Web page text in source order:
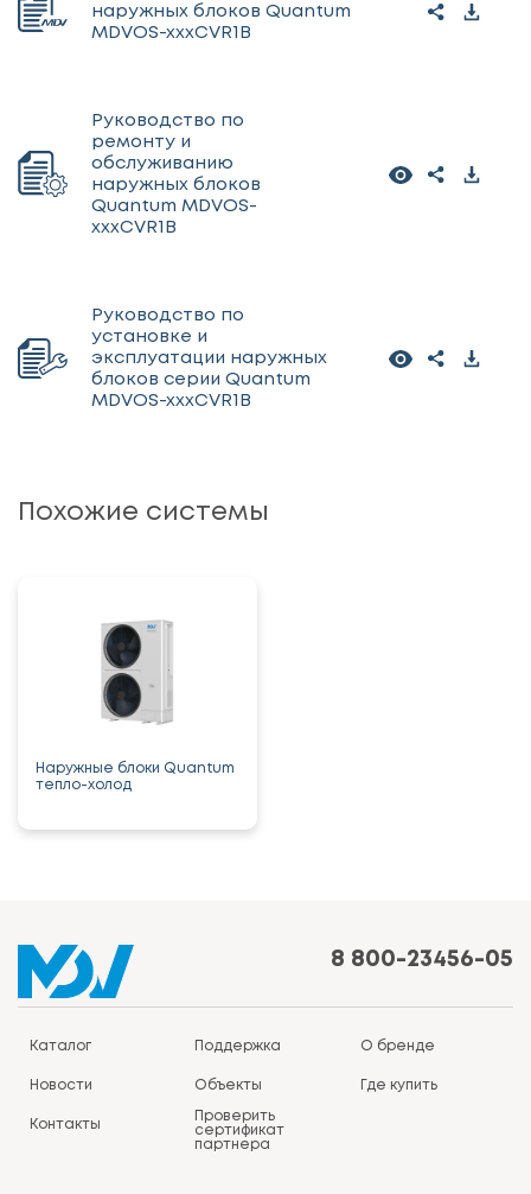
наружных блоков Quantum
MDVOS-xxxCVR1B
Руководство по
ремонту и
обслуживанию
наружных блоков
Quantum MDVOS-
xxxCVR1B
Руководство по
установке и
эксплуатации наружных
блоков серии Quantum
MDVOS-xxxCVR1B
Похожие системы
Наружные блоки Quantum
тепло-холод
8 800-23456-05
Каталог Поддержка О бренде
Новости Объекты Где купить
Контакты
Проверить
сертификат
партнера